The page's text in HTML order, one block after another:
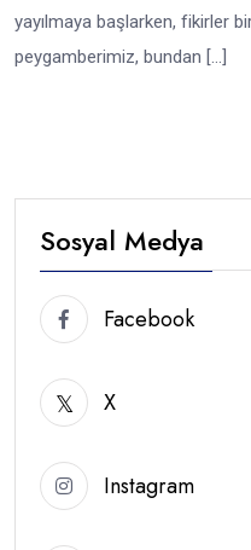
yayılmaya başlarken, fikirler
peygamberimiz, bundan […]
Sosyal Medya
Facebook
X
Instagram